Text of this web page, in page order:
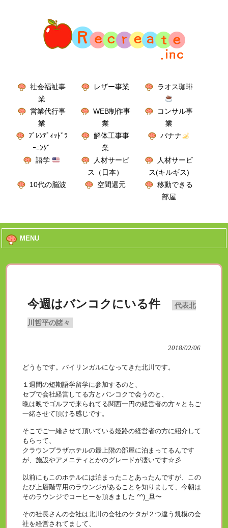
社会福祉事
業
レザー事業 ラオス珈琲
営業代行事
業
WEB制作事
業
コンサル事
業
ﾌﾞﾚﾝﾃﾞｨｯﾄﾞﾗ
ｰﾆﾝｸﾞ
解体工事事
業
バナナ
語学
人材サービ
ス（日本）
人材サービ
ス(キルギス)
10代の脳波
空間還元
移動できる
部屋
MENU
今週はバンコクにいる件 代表北
川哲平の諸々
2018/02/06
どうもです。バイリンガルになってきた北川です。
１週間の短期語学留学に参加するのと、
セブで会社経営してる方とバンコクで会うのと、
晩は晩でゴルフで来られてる関西一円の経営者の方々ともご
一緒させて頂ける感じです。
そこでご一緒させて頂いている姫路の経営者の方に紹介して
もらって、
クラウンプラザホテルの最上階の部屋に泊まってるんです
が、施設やアメニティとかのグレードが凄いです☆彡
以前にもこのホテルには泊まったことあったんですが、この
たび上層階専用のラウンジがあることを知りまして、今朝は
そのラウンジでコーヒーを頂きました ^^)_旦〜
その社長さんの会社は北川の会社のケタが２つ違う規模の会
社を経営されてまして、